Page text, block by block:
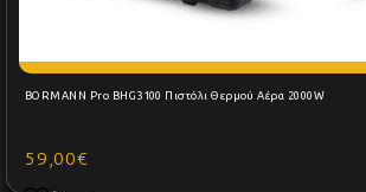
BORMANN Pro BHG3100 Πιστόλι Θερμού Αέρα 2000W
59,00€